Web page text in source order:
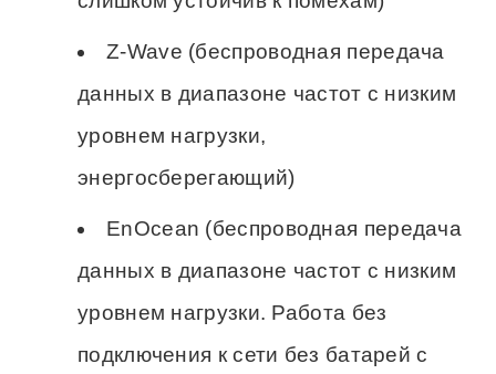
Z-Wave (беспроводная передача
данных в диапазоне частот с низким
уровнем нагрузки,
энергосберегающий)
EnOcean (беспроводная передача
данных в диапазоне частот с низким
уровнем нагрузки. Работа без
подключения к сети без батарей с